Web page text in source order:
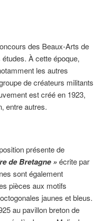
des Beaux-Arts de
À cette époque,
les autres
de créateurs militants
est créé en 1923,
entre autres.
présente de
de Bretagne »écrite par
sont également
pièces aux motifs
jaunes et bleus.
au pavillon breton de